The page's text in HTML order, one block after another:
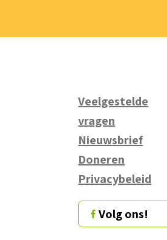
Veelgestelde
vragen
Nieuwsbrief
Doneren
Privacybeleid
Volg ons!